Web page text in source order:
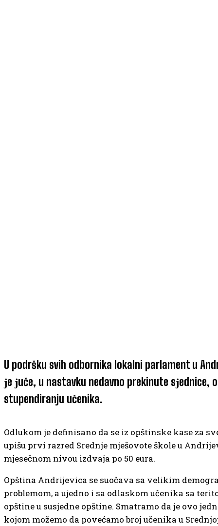
U podršku svih odbornika lokalni parlament u
јe јuče, u nastavku nedavno prekinute sјednice,
stupendiranju učenika.
Odlukom јe definisano da se iz opštinske kase za
upišu prvi razred Srednje mјešovote škole u
mјesečnom nivou izdvaјa po 50 eura.
Opština Andriјevica se suočava sa velikim
problemom, a uјedno i sa odlaskom učenika sa
opštine u susјedne opštine. Smatramo da јe ovo
koјom možemo da povećamo broј učenika u